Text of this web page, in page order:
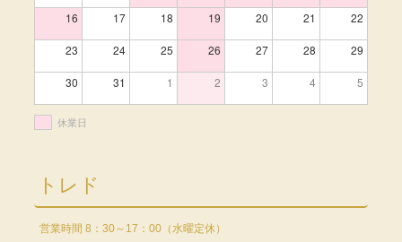
16 17 18 19 20 21 22
23 24 25 26 27 28 29
30 31 1 2 3 4 5
休業日
トレド
営業時間 8：30～17：00（水曜定休）